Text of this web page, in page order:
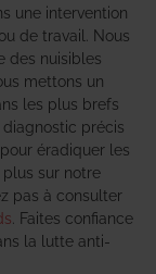
une intervention
de travail. Nous
des nuisibles
mettons un
les plus brefs
précis
éradiquer les
plus sur notre
pas à consulter
. Faites confiance
la lutte anti-